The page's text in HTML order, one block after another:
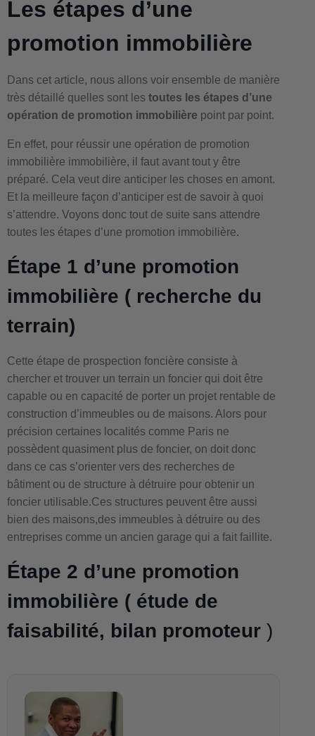
Les étapes d’une
promotion immobilière
Dans cet article, nous allons voir ensemble de manière
très détaillé quelles sont les toutes les étapes d’une
opération de promotion immobilière point par point.
En effet, pour réussir une opération de promotion
immobilière immobilière, il faut avant tout y être
préparé. Cela veut dire anticiper les choses en amont.
Et la meilleure façon d’anticiper est de savoir à quoi
s’attendre. Voyons donc tout de suite sans attendre
toutes les étapes d’une promotion immobilière.
Étape 1 d’une promotion
immobilière ( recherche du
terrain)
Cette étape de prospection foncière consiste à
chercher et trouver un terrain un foncier qui doit être
capable ou en capacité de porter un projet rentable de
construction d’immeubles ou de maisons. Alors pour
précision certaines localités comme Paris ne
possèdent quasiment plus de foncier, on doit donc
dans ce cas s’orienter vers des recherches de
bâtiment ou de structure à détruire pour obtenir un
foncier utilisable.Ces structures peuvent être aussi
bien des maisons,des immeubles à détruire ou des
entreprises comme un ancien garage qui a fait faillite.
Étape 2 d’une promotion
immobilière ( étude de
faisabilité, bilan promoteur )